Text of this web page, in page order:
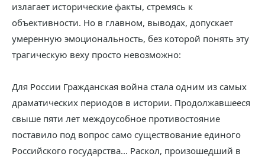
излагает исторические факты, стремясь к
объективности. Но в главном, выводах, допускает
умеренную эмоциональность, без которой понять эту
трагическую веху просто невозможно:
Для России Гражданская война стала одним из самых
драматических периодов в истории. Продолжавшееся
свыше пяти лет междоусобное противостояние
поставило под вопрос само существование единого
Российского государства... Раскол, произошедший в